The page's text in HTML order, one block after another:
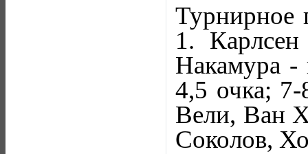
Турнирное
1.
Накамура
4,5 очка;
Вели, Ван
Соколов,